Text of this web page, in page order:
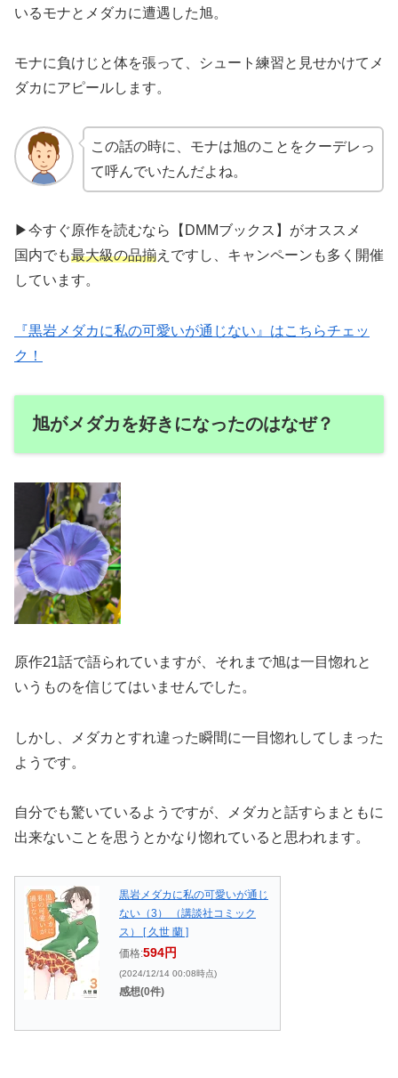
いるモナとメダカに遭遇した旭。
モナに負けじと体を張って、シュート練習と見せかけてメ
ダカにアピールします。
この話の時に、モナは旭のことをクーデレっ
て呼んでいたんだよね。
▶今すぐ原作を読むなら【DMMブックス】がオススメ
国内でも最大級の品揃えですし、キャンペーンも多く開催
しています。
『黒岩メダカに私の可愛いが通じない』はこちらチェッ
ク！
旭がメダカを好きになったのはなぜ？
原作21話で語られていますが、それまで旭は一目惚れと
いうものを信じてはいませんでした。
しかし、メダカとすれ違った瞬間に一目惚れしてしまった
ようです。
自分でも驚いているようですが、メダカと話すらまともに
出来ないことを思うとかなり惚れていると思われます。
黒岩メダカに私の可愛いが通じ
ない（3） （講談社コミック
ス） [ 久世 蘭 ]
価格:594円
(2024/12/14 00:08時点)
感想(0件)